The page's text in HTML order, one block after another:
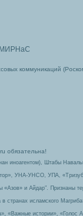
коммуникаций
обязательна!
иноагентом), Штабы
УНА-УНСО, УПА,
«Азов» и Айдар″. Признаны
исламского
«Важные истории»,